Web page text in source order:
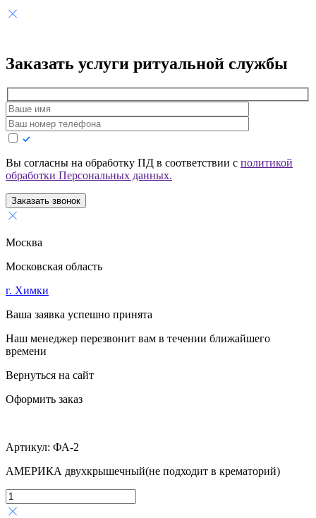
Заказать услуги ритуальной службы
Вы согласны на обработку ПД в соответствии с политикой
обработки Персональных данных.
Заказать звонок
Москва
Московская область
г. Химки
Ваша заявка успешно принята
Наш менеджер перезвонит вам в течении ближайшего
времени
Вернуться на сайт
Оформить заказ
Артикул: ФА-2
АМЕРИКА двухкрышечный(не подходит в крематорий)